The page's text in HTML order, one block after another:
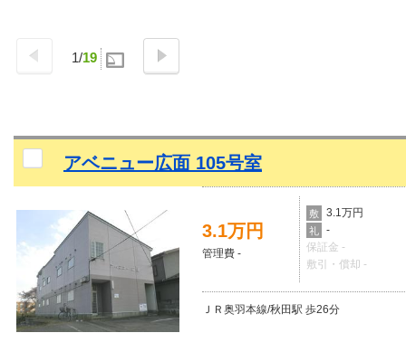
1/19
アベニュー広面 105号室
3.1万円
管理費 -
敷 3.1万円
礼
-
保証金 -
敷引・償却 -
ＪＲ奥羽本線/秋田駅 歩26分